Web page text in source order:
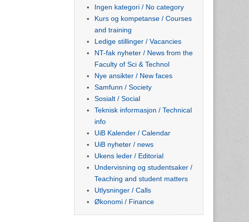
Ingen kategori / No category
Kurs og kompetanse / Courses
and training
Ledige stillinger / Vacancies
NT-fak nyheter / News from the
Faculty of Sci & Technol
Nye ansikter / New faces
Samfunn / Society
Sosialt / Social
Teknisk informasjon / Technical
info
UiB Kalender / Calendar
UiB nyheter / news
Ukens leder / Editorial
Undervisning og studentsaker /
Teaching and student matters
Utlysninger / Calls
Økonomi / Finance